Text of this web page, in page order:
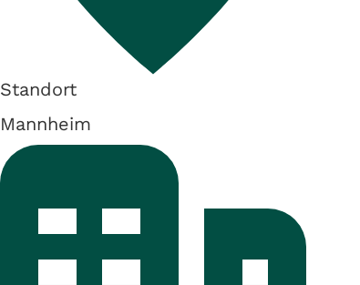
Standort
Mannheim